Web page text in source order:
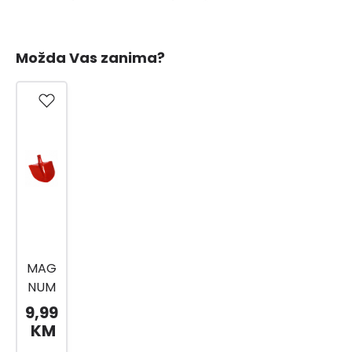
Možda Vas zanima?
MAG
NUM
1713
LOPA
9,99
KM